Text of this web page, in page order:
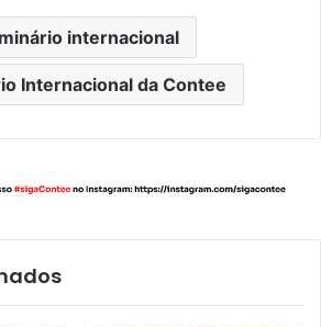
internacional
Internacional da Contee